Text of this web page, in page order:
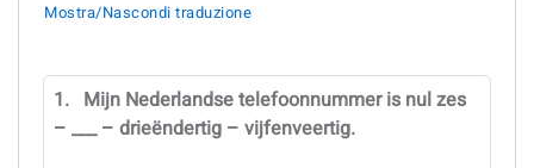
Mostra/Nascondi traduzione
1. Mijn Nederlandse telefoonnummer is nul zes
– ___ – drieëndertig – vijfenveertig.